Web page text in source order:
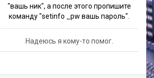
"вашь ник", а после этого пропишите
команду "setinfo _pw вашь пароль".
Надеюсь я кому-то помог.